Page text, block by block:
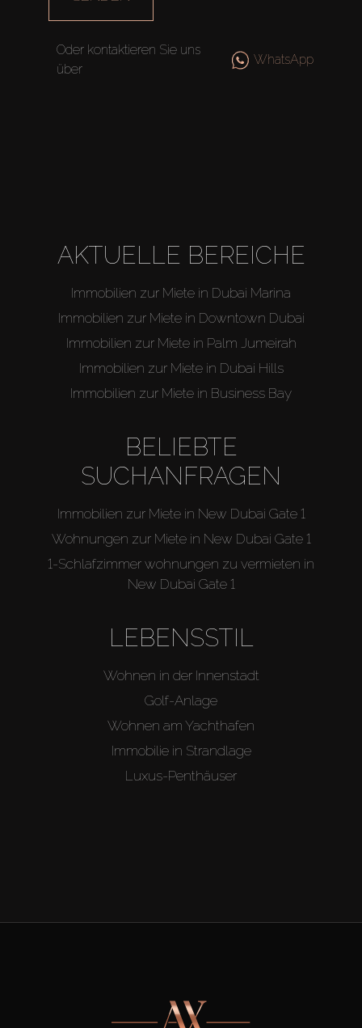
Oder kontaktieren Sie uns
über
WhatsApp
AKTUELLE BEREICHE
Immobilien zur Miete in Dubai Marina
Immobilien zur Miete in Downtown Dubai
Immobilien zur Miete in Palm Jumeirah
Immobilien zur Miete in Dubai Hills
Immobilien zur Miete in Business Bay
BELIEBTE
SUCHANFRAGEN
Immobilien zur Miete in New Dubai Gate 1
Wohnungen zur Miete in New Dubai Gate 1
1-Schlafzimmer wohnungen zu vermieten in
New Dubai Gate 1
LEBENSSTIL
Wohnen in der Innenstadt
Golf-Anlage
Wohnen am Yachthafen
Immobilie in Strandlage
Luxus-Penthäuser